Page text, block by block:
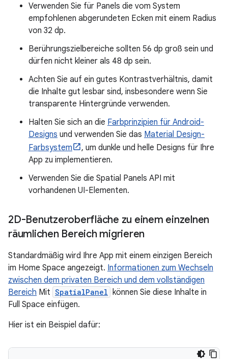
Verwenden Sie für Panels die vom System
empfohlenen abgerundeten Ecken mit einem Radius
von 32 dp.
Berührungszielbereiche sollten 56 dp groß sein und
dürfen nicht kleiner als 48 dp sein.
Achten Sie auf ein gutes Kontrastverhältnis, damit
die Inhalte gut lesbar sind, insbesondere wenn Sie
transparente Hintergründe verwenden.
Halten Sie sich an die Farbprinzipien für Android-
Designs und verwenden Sie das Material Design-
Farbsystem
, um dunkle und helle Designs für Ihre
App zu implementieren.
Verwenden Sie die Spatial Panels API mit
vorhandenen UI-Elementen.
2D-Benutzeroberfläche zu einem einzelnen
räumlichen Bereich migrieren
Standardmäßig wird Ihre App mit einem einzigen Bereich
im Home Space angezeigt. Informationen zum Wechseln
zwischen dem privaten Bereich und dem vollständigen
Bereich Mit SpatialPanel
können Sie diese Inhalte in
Full Space einfügen.
Hier ist ein Beispiel dafür: